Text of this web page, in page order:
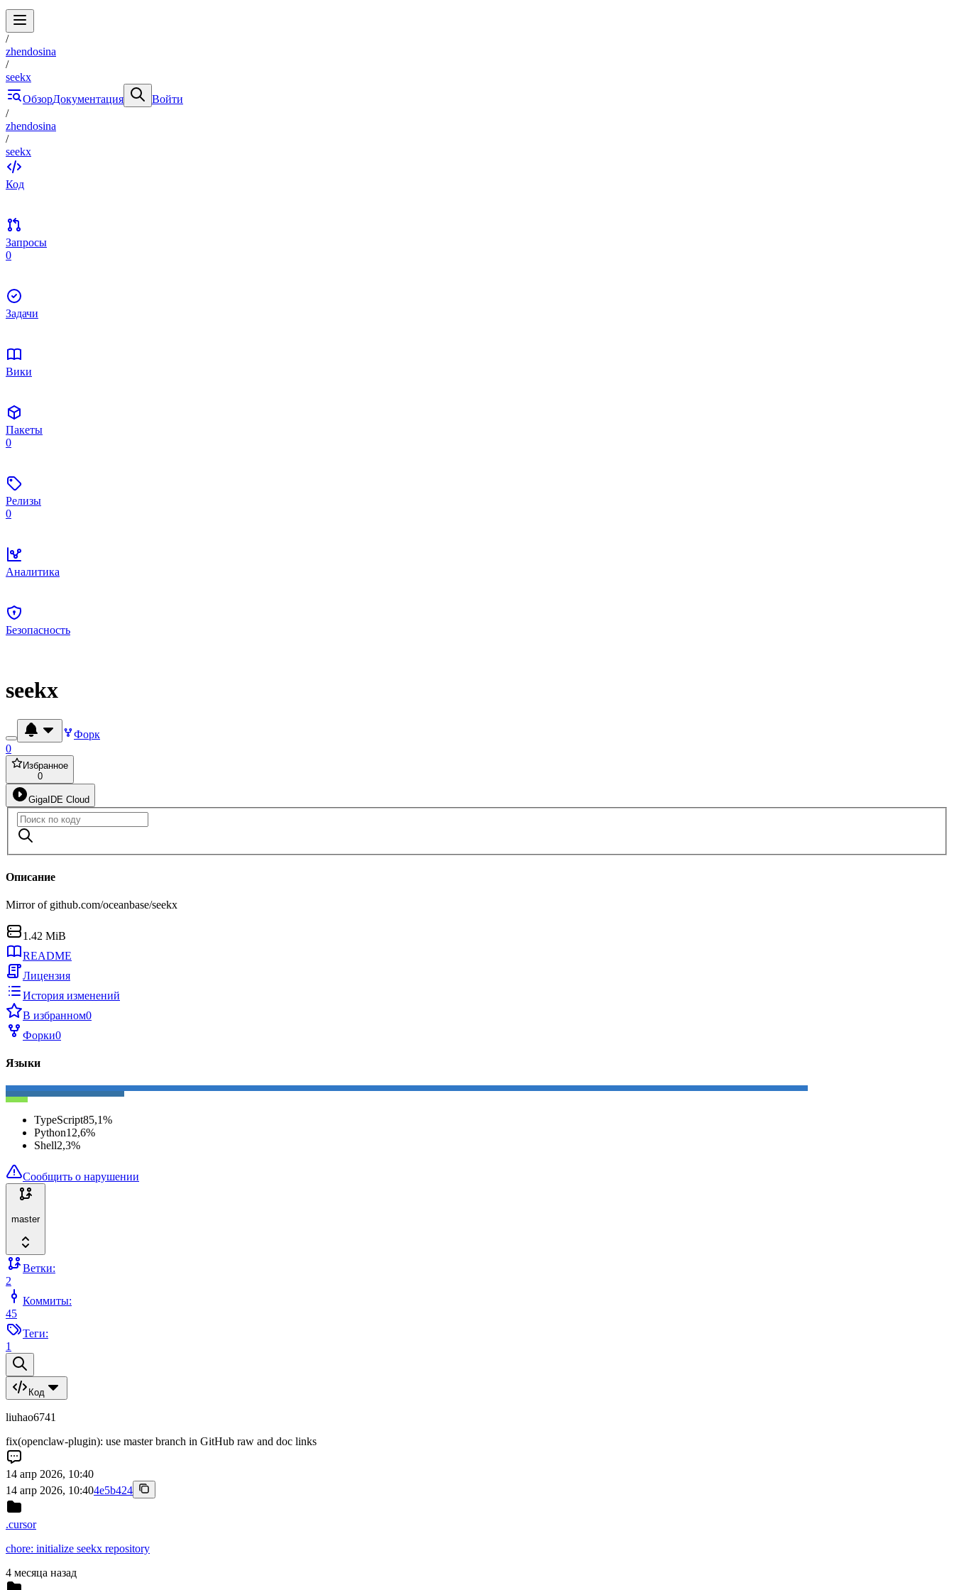
/
zhendosina
/
seekx
ОбзорДокументация
Войти
/
zhendosina
/
seekx
Код
Запросы
0
Задачи
Вики
Пакеты
0
Релизы
0
Аналитика
Безопасность
seekx
Форк
0
Избранное
0
GigaIDE Cloud
Описание
Mirror of github.com/oceanbase/seekx
1.42 MiB
README
Лицензия
История изменений
В избранном0
Форки0
Языки
TypeScript85,1%
Python12,6%
Shell2,3%
Сообщить о нарушении
master
Ветки:
2
Коммиты:
45
Теги:
1
Код
liuhao6741
fix(openclaw-plugin): use master branch in GitHub raw and doc links
14 апр 2026, 10:40
14 апр 2026, 10:404e5b424
.cursor
chore: initialize seekx repository
4 месяца назад